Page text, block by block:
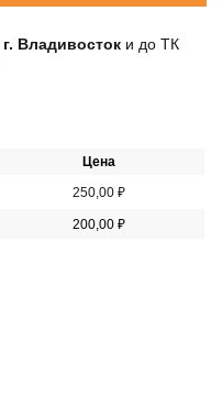
г. Владивосток и до ТК
Цена
250,00 ₽
200,00 ₽